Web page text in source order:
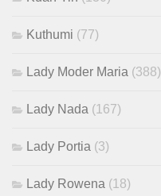
Kuthumi (77)
Lady Moder Maria (388)
Lady Nada (167)
Lady Portia (3)
Lady Rowena (18)